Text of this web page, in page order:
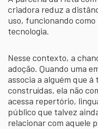
criadora reduz a
uso, funcionando
tecnologia.
Nesse contexto, a
adoção. Quando uma
associa a alguém que
construídas, ela não
acessa repertório,
público que talvez
relacionar com aquele